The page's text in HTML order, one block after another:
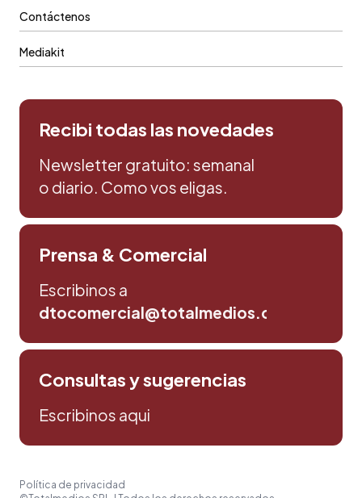
Contáctenos
Mediakit
Recibi todas las novedades
Newsletter gratuito: semanal
o diario. Como vos eligas.
Prensa & Comercial
Escribinos a
dtocomercial@totalmedios.com
Consultas y sugerencias
Escribinos aqui
Política de privacidad